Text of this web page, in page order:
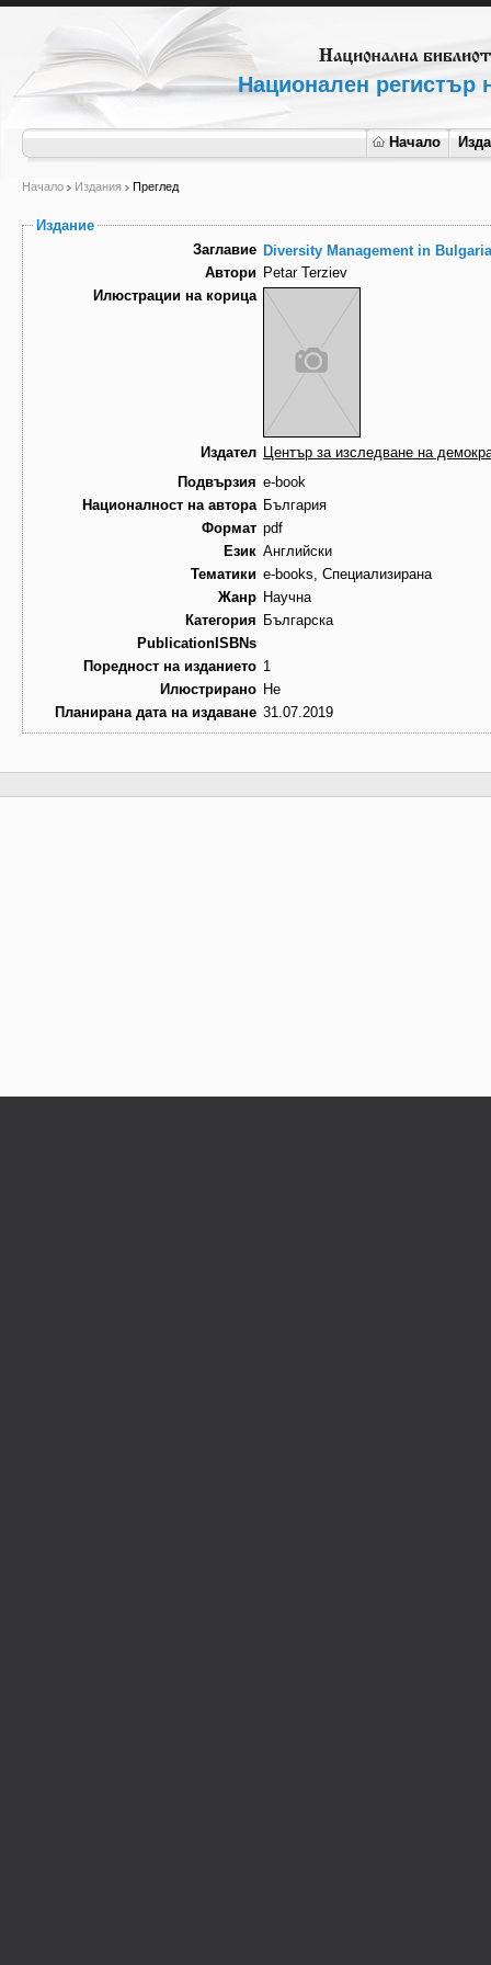
Национален регистър
Начало
Начало Издания Преглед
Издание
Заглавие Diversity Management in
Автори Petar Terziev
Илюстрации на корица
Издател Център за изследване на
Подвързия e-book
Националност на автора България
Формат pdf
Език Английски
Тематики e-books, Специализирана
Жанр Научна
Категория Българска
PublicationISBNs
Поредност на изданието 1
Илюстрирано Не
Планирана дата на издаване 31.07.2019